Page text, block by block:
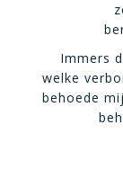
Immers
welke
behoede